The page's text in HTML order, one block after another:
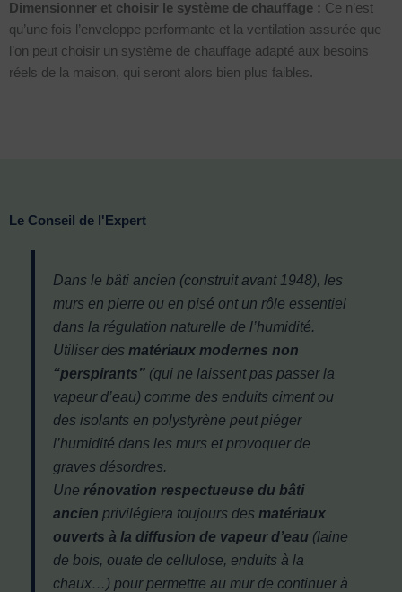
Dimensionner et choisir le système de chauffage : Ce n’est
qu’une fois l’enveloppe performante et la ventilation assurée que
l’on peut choisir un système de chauffage adapté aux besoins
réels de la maison, qui seront alors bien plus faibles.
Le Conseil de l'Expert
Dans le bâti ancien (construit avant 1948), les
murs en pierre ou en pisé ont un rôle essentiel
dans la régulation naturelle de l’humidité.
Utiliser desmatériaux modernes non
“perspirants” (qui ne laissent pas passer la
vapeur d’eau) comme des enduits ciment ou
des isolants en polystyrène peut piéger
l’humidité dans les murs et provoquer de
graves désordres.
Unerénovation respectueuse du bâti
ancien privilégiera toujours desmatériaux
ouverts à la diffusion de vapeur d’eau (laine
de bois, ouate de cellulose, enduits à la
chaux…) pour permettre au mur de continuer à